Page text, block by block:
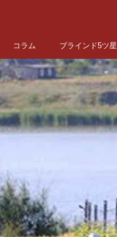
コラム ブラインド5ツ星